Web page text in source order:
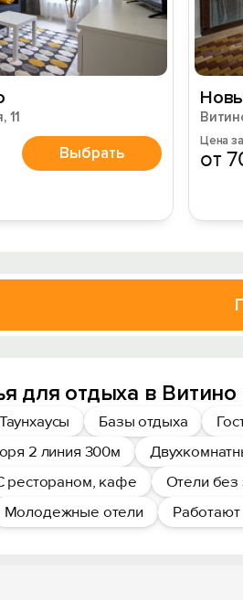
11
Выбрать
Цена
от
для отдыха в
Таунхаусы Базы отдыха
2 линия 300м
рестораном, кафе Отели без
Молодежные отели